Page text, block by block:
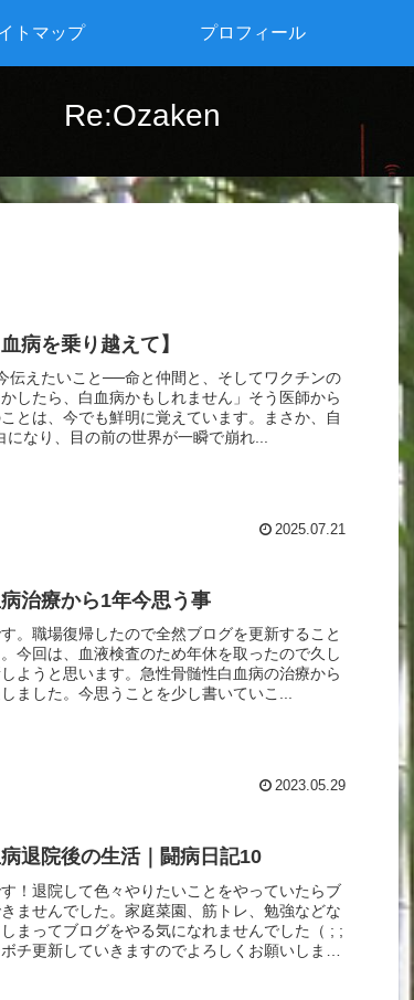
Re:Ozaken
トマップ プロフィール
病を乗り越えて】
伝えたいこと──命と仲間と、そしてワクチンの
したら、白血病かもしれません」そう医師から
とは、今でも鮮明に覚えています。まさか、自
なり、目の前の世界が一瞬で崩れ...
2025.07.21
治療から1年今思う事
。職場復帰したので全然ブログを更新すること
今回は、血液検査のため年休を取ったので久し
ようと思います。急性骨髄性白血病の治療から
ました。今思うことを少し書いていこ...
2023.05.29
退院後の生活｜闘病日記10
！退院して色々やりたいことをやっていたらブ
ませんでした。家庭菜園、筋トレ、勉強などな
まってブログをやる気になれませんでした（ ; ;
チ更新していきますのでよろしくお願いしま